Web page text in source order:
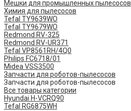
Мешки для промышленных пылесосов
Химия для пылесосов
Tefal TY9639WO
Tefal TY9679WO
Redmond RV-325
Redmond RV-UR371
Tefal VP8561RH/4Q0
Philips FC6718/01
Midea VSS3500
Запчасти для роботов-пылесосов
Запчасти для роботов-пылесосов
Все товары категории
Hyundai H-VCRQ90
Tefal RG6875WH